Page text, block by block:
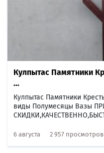
Кулпытас Памятники
...
Кулпытас Памятники
виды Полумесяцы Вазы
6 августа 2 957 просмотров